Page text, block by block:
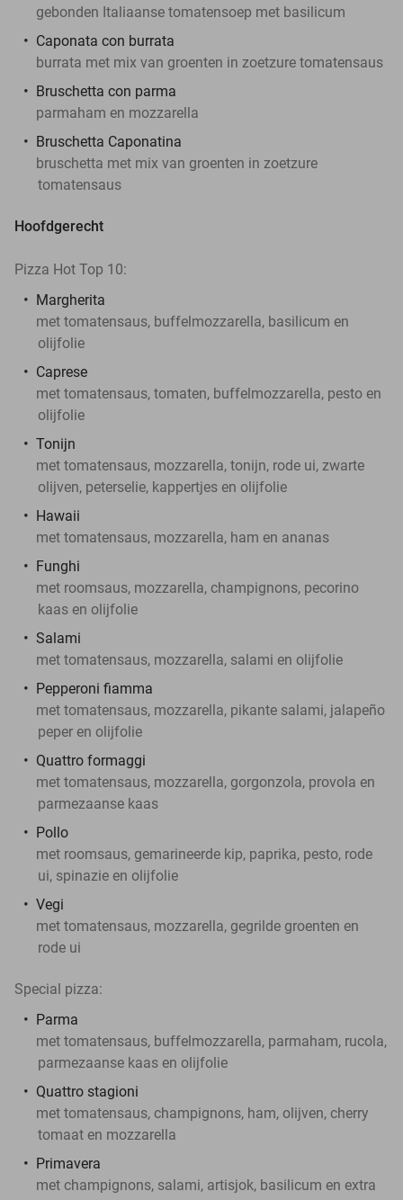
gebonden Italiaanse tomatensoep met basilicum
Caponata con burrata
burrata met mix van groenten in zoetzure tomatensaus
Bruschetta con parma
parmaham en mozzarella
Bruschetta Caponatina
bruschetta met mix van groenten in zoetzure
tomatensaus
Hoofdgerecht
Pizza Hot Top 10:
Margherita
met tomatensaus, buffelmozzarella, basilicum en
olijfolie
Caprese
met tomatensaus, tomaten, buffelmozzarella, pesto en
olijfolie
Tonijn
met tomatensaus, mozzarella, tonijn, rode ui, zwarte
olijven, peterselie, kappertjes en olijfolie
Hawaii
met tomatensaus, mozzarella, ham en ananas
Funghi
met roomsaus, mozzarella, champignons, pecorino
kaas en olijfolie
Salami
met tomatensaus, mozzarella, salami en olijfolie
Pepperoni fiamma
met tomatensaus, mozzarella, pikante salami, jalapeño
peper en olijfolie
Quattro formaggi
met tomatensaus, mozzarella, gorgonzola, provola en
parmezaanse kaas
Pollo
met roomsaus, gemarineerde kip, paprika, pesto, rode
ui, spinazie en olijfolie
Vegi
met tomatensaus, mozzarella, gegrilde groenten en
rode ui
Special pizza:
Parma
met tomatensaus, buffelmozzarella, parmaham, rucola,
parmezaanse kaas en olijfolie
Quattro stagioni
met tomatensaus, champignons, ham, olijven, cherry
tomaat en mozzarella
Primavera
met champignons, salami, artisjok, basilicum en extra